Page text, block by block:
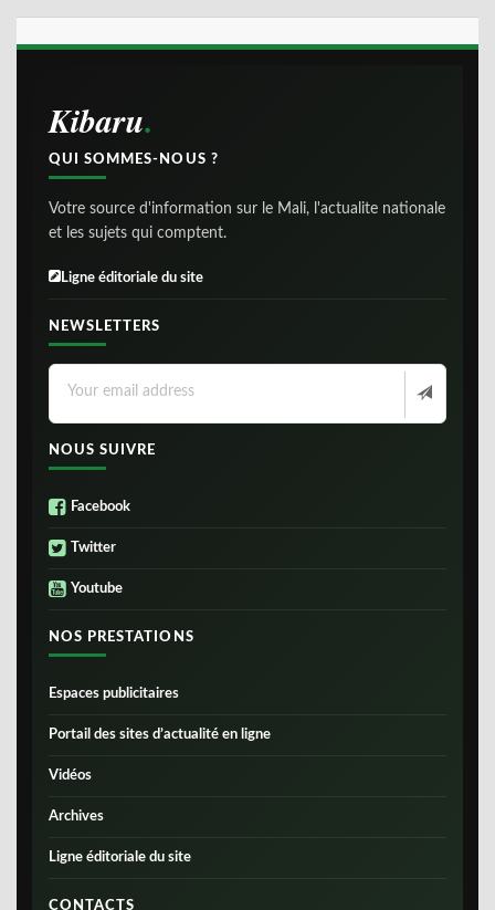
Kibaru
QUI SOMMES-NOUS ?
Votre source d'information sur le Mali, l'actualite nationale
et les sujets qui comptent.
Ligne éditoriale du site
NEWSLETTERS
NOUS SUIVRE
Facebook
Twitter
Youtube
NOS PRESTATIONS
Espaces publicitaires
Portail des sites d’actualité en ligne
Vidéos
Archives
Ligne éditoriale du site
CONTACTS